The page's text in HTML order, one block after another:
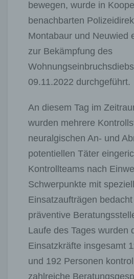
bewegen, wurde in
benachbarten
Montabaur und Neuwied
zur Bekämpfung des
09.11.2022 durchgeführt.
An diesem Tag im
wurden mehrere
neuralgischen An- und
potentiellen Täter
Kontrollteams nach
Schwerpunkte mit
Einsatzaufträgen
präventive
Laufe des Tages wurden
Einsatzkräfte insgesamt
und 192 Personen
zahlreiche